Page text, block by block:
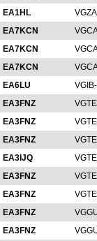
EA1HL
EA7KCN
EA7KCN
EA7KCN
EA6LU
EA3FNZ
EA3FNZ
EA3FNZ
EA3IJQ
EA3FNZ
EA3FNZ
EA3FNZ
EA3FNZ